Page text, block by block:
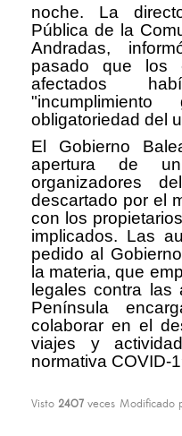
noche. La
Pública de la
Andradas,
pasado que los
afectados
obligatoriedad del
El Gobierno
apertura de
organizadores
descartado por el
con los
implicados. Las
pedido al
la materia, que
legales contra
Península
colaborar en el
viajes y
normativa COVID-
Visto 2407 veces Modificado